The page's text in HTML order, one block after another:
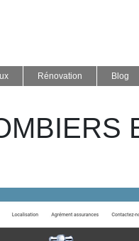
Rénovation Blog